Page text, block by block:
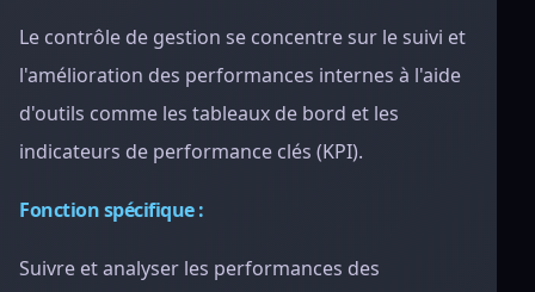
Le contrôle de gestion se concentre sur le suivi et
l'amélioration des performances internes à l'aide
d'outils comme les tableaux de bord et les
indicateurs de performance clés (KPI).
Fonction spécifique :
Suivre et analyser les performances des